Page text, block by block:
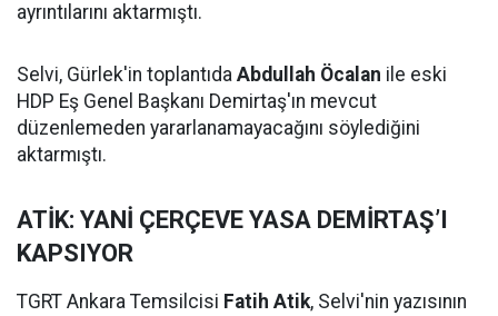
ayrıntılarını aktarmıştı.
Selvi, Gürlek'in toplantıda Abdullah Öcalan ile eski
HDP Eş Genel Başkanı Demirtaş'ın mevcut
düzenlemeden yararlanamayacağını söylediğini
aktarmıştı.
ATİK: YANİ ÇERÇEVE YASA DEMİRTAŞ’I
KAPSIYOR
TGRT Ankara Temsilcisi Fatih Atik, Selvi'nin yazısının